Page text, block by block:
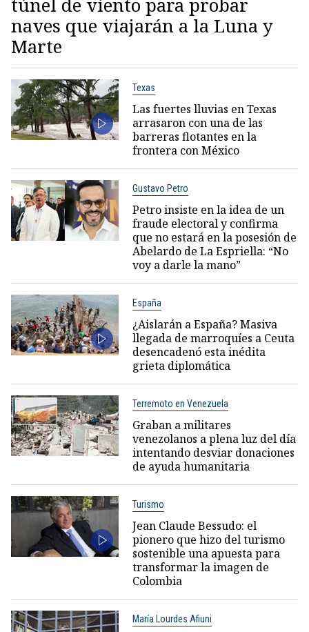
naves que viajarán a la Luna y
Marte
Texas
Las fuertes lluvias en Texas
arrasaron con una de las
barreras flotantes en la
frontera con México
Gustavo Petro
Petro insiste en la idea de un
fraude electoral y confirma
que no estará en la posesión de
Abelardo de La Espriella: “No
voy a darle la mano”
España
¿Aislarán a España? Masiva
llegada de marroquíes a Ceuta
desencadenó esta inédita
grieta diplomática
Terremoto en Venezuela
Graban a militares
venezolanos a plena luz del día
intentando desviar donaciones
de ayuda humanitaria
Turismo
Jean Claude Bessudo: el
pionero que hizo del turismo
sostenible una apuesta para
transformar la imagen de
Colombia
María Lourdes Afiuni